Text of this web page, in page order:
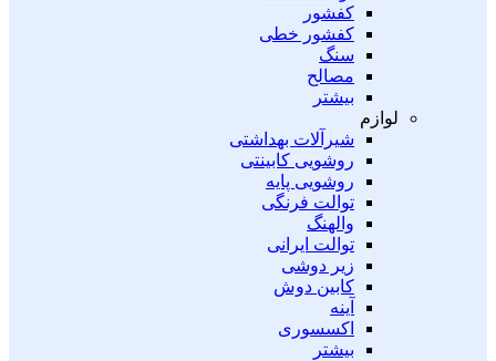
کفشور
کفشور خطی
سنگ
مصالح
بیشتر
لوازم
شیرآلات بهداشتی
روشویی کابینتی
روشویی پایه
توالت فرنگی
والهنگ
توالت ایرانی
زیر دوشی
کابین دوش
آینه
اکسسوری
بیشتر